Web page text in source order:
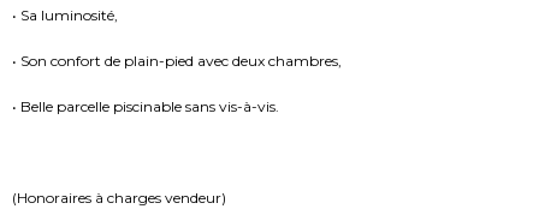
• Sa luminosité,
• Son confort de plain-pied avec deux chambres,
• Belle parcelle piscinable sans vis-à-vis.
(Honoraires à charges vendeur)